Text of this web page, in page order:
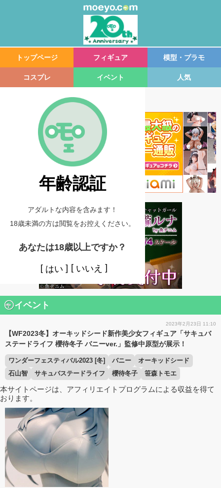
トップページ フィギュア 模型・プラモ
コスプレ イベント 人気
年齢認証
アダルトな内容を含みます！
18歳未満の方は閲覧をお控えください。
あなたは18歳以上ですか？
はい いいえ
イベント
2023年2月23日 11:10
【WF2023冬】オーキッドシード新作美少女フィギュア「サキュバ
ステードライフ 櫻待冬子 バニーver.」監修中原型が展示！
ワンダーフェスティバル2023 [冬] バニー
オーキッドシード
石山智
サキュバステードライフ 櫻待冬子 笹森トモエ
本サイトページは、アフィリエイトプログラムによる収益を得て
おります。